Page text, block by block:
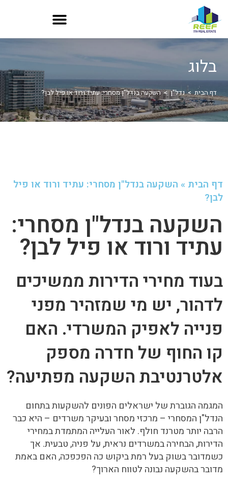
בלוג
דף הבית > נדל"ן > השקעה בנדל"ן מסחרי: עתיד ורוד או פיל לבן?
דף הבית » השקעה בנדל"ן מסחרי: עתיד ורוד או פיל
לבן?
השקעה בנדל"ן מסחרי:
עתיד ורוד או פיל לבן?
בעוד מחירי הדירות ממשיכים
לדהור, יש מי שמזהיר מפני
פנייה לאפיק המשרדי. האם
קו החוף של חדרה מספק
אלטרנטיבת השקעה מפתיעה?
המגמה הגוברת של ישראלים הפונים להשקעות בתחום
הנדל"ן המסחרי – מרכזי מסחר ובעיקר משרדים – היא כבר
הרבה יותר מטרנד חולף. לאור העלייה המתמדת במחירי
הדירות, הבחירה במשרדים נראית, על פניה, טבעית. אך
כשמדובר בשוק בעל רמת ביקוש כה הפכפכה, האם באמת
מדובר בהשקעה נבונה לטווח הארוך?